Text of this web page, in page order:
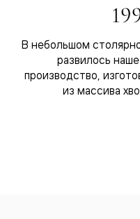
В небольшом
развилось
производство,
из массива